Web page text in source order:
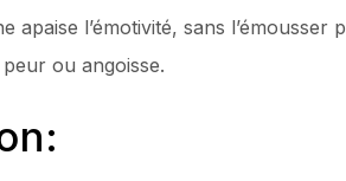
apaise l’émotivité, sans
ou angoisse.